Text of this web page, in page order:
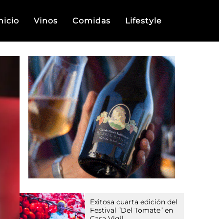
Vinos Comidas Lifestyle
Exitosa cuarta edición del
Festival “Del Tomate” en